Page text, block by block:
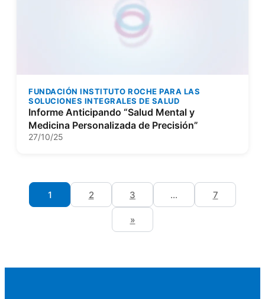
FUNDACIÓN INSTITUTO ROCHE PARA LAS
SOLUCIONES INTEGRALES DE SALUD
Informe Anticipando “Salud Mental y
Medicina Personalizada de Precisión”
27/10/25
1 2 3 … 7
»